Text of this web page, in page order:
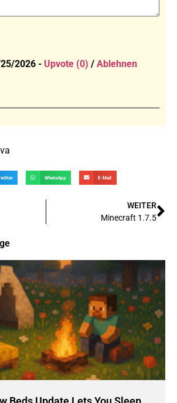
2026 - Upvote (0) / Ablehnen
WhatsApp E-Mail
WEITER
Minecraft 1.7.5